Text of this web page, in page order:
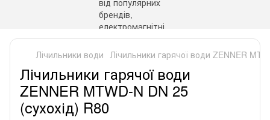
Лічильники води Лічильники гарячої води ZENNER
Лічильники гарячої води
ZENNER MTWD-N DN 25
(сухохід) R80